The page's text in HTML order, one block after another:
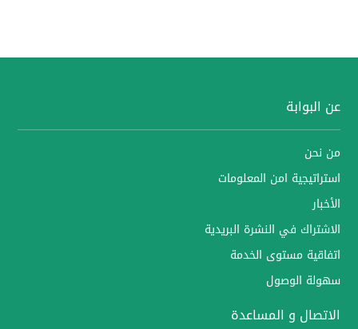
عن البوابة
من نحن
استراتيجية امن المعلومات
الأخبار
الاشتراك في النشرة البريدية
اتفاقية مستوى الخدمة
سهولة الوصول
الاتصال و المساعدة